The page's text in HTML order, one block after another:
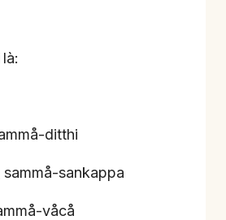
ditthi
sankappa
våcå